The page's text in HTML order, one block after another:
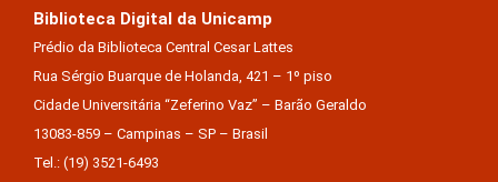
Biblioteca Digital da Unicamp
Prédio da Biblioteca Central Cesar Lattes
Rua Sérgio Buarque de Holanda, 421 – 1º piso
Cidade Universitária “Zeferino Vaz” – Barão Geraldo
13083-859 – Campinas – SP – Brasil
Tel.: (19) 3521-6493